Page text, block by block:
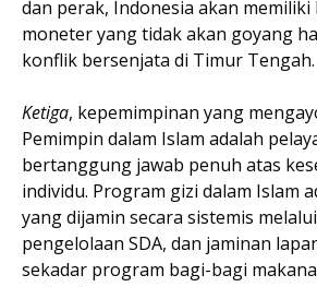
dan perak, Indonesia akan memiliki
moneter yang tidak akan goyang
konflik bersenjata di Timur Tengah.
Ketiga, kepemimpinan yang
Pemimpin dalam Islam adalah
bertanggung jawab penuh atas
individu. Program gizi dalam Islam
yang dijamin secara sistemis
pengelolaan SDA, dan jaminan
sekadar program bagi-bagi